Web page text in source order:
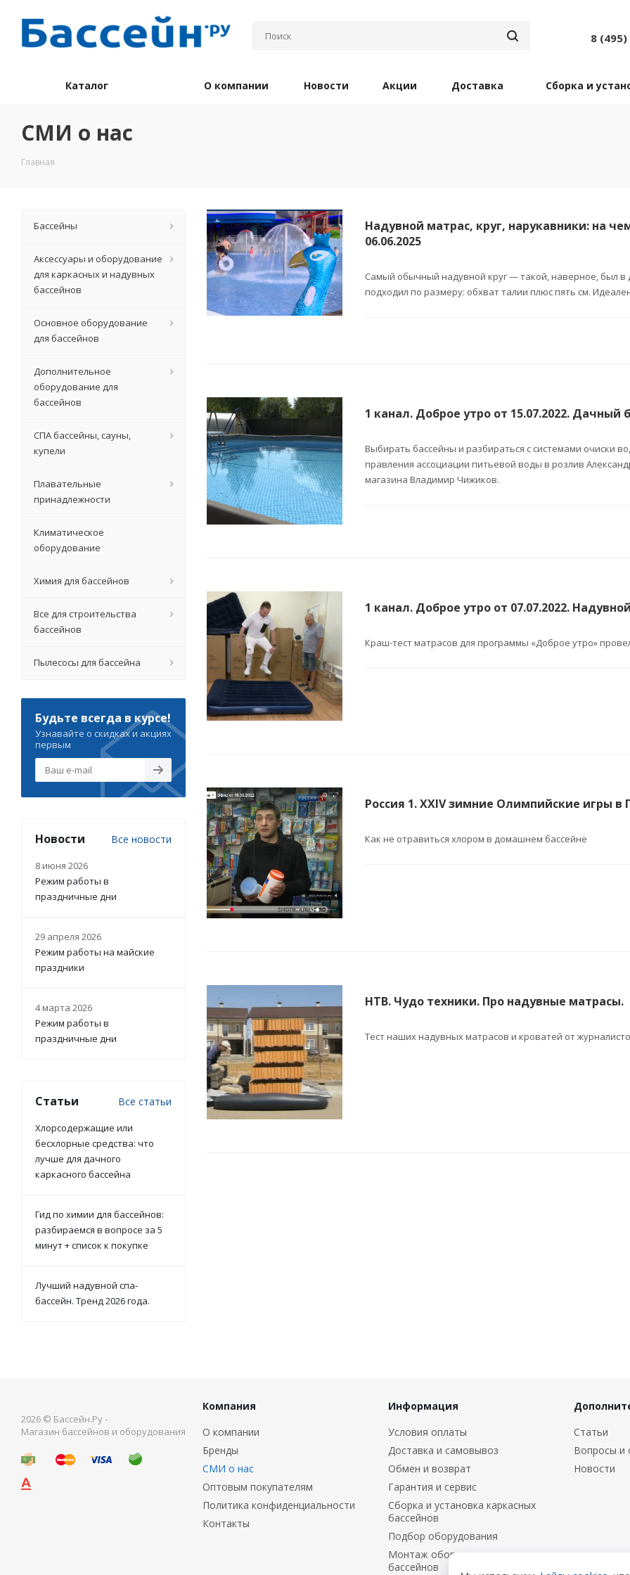
8 (495)
Каталог О компании Новости Акции Доставка Сборка и
СМИ о нас
Главная
Надувной матрас, круг, нарукавники: на
06.06.2025
Самый обычный надувной круг — такой, наверное, был в
подходил по размеру: обхват талии плюс пять см.
1 канал. Доброе утро от 15.07.2022.
Выбирать бассейны и разбираться с системами очиски
правления ассоциации питьевой воды в розлив
магазина Владимир Чижиков.
1 канал. Доброе утро от 07.07.2022.
Краш-тест матрасов для программы «Доброе утро»
Россия 1. XXIV зимние Олимпийские игры в
Как не отравиться хлором в домашнем бассейне
НТВ. Чудо техники. Про надувные матрасы.
Тест наших надувных матрасов и кроватей от
Бассейны
Аксессуары и оборудование
для каркасных и надувных
бассейнов
Основное оборудование
для бассейнов
Дополнительное
оборудование для
бассейнов
СПА бассейны, сауны,
купели
Плавательные
принадлежности
Климатическое
оборудование
Химия для бассейнов
Все для строительства
бассейнов
Пылесосы для бассейна
Будьте всегда в курсе!
Узнавайте о скидках и акциях
первым
Новости Все новости
8 июня 2026
Режим работы в
праздничные дни
29 апреля 2026
Режим работы на майские
праздники
4 марта 2026
Режим работы в
праздничные дни
Статьи Все статьи
Хлорсодержащие или
бесхлорные средства: что
лучше для дачного
каркасного бассейна
Гид по химии для бассейнов:
разбираемся в вопросе за 5
минут + список к покупке
Лучший надувной спа-
бассейн. Тренд 2026 года.
2026 © Бассейн.Ру -
Магазин бассейнов и оборудования
Компания
О компании
Бренды
СМИ о нас
Оптовым покупателям
Политика конфиденциальности
Контакты
Информация
Условия оплаты
Доставка и самовывоз
Обмен и возврат
Гарантия и сервис
Сборка и установка каркасных
бассейнов
Подбор оборудования
Монтаж оборудования и
бассейнов
Статьи
Вопросы и
Новости